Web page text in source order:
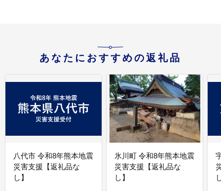
あなたにおすすめの返礼品
八代市 令和8年熊本地震
災害支援【返礼品な
し】
氷川町 令和8年熊本地震
災害支援【返礼品な
し】